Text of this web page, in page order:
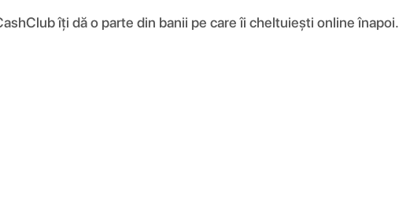
îți dă o parte din banii pe care îi cheltuiești online înapoi.